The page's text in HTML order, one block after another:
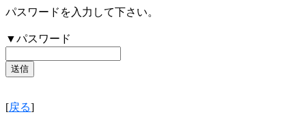
パスワードを入力して下さい。
▼パスワード
[戻る]